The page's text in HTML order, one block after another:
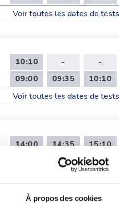
À propos des cookies
Voir toutes les dates de tests
10:10 - -
09:00 09:35 10:10
Voir toutes les dates de tests
14:00 14:35 15:10
09:35 10:10